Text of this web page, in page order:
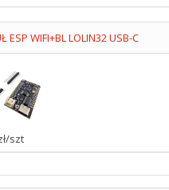
ESP WIFI+BL LOLIN32 USB-C
szt